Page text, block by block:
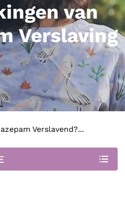
van
Verslaving
Verslavend?...